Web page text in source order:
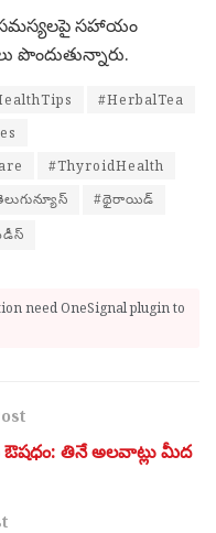
సహాయం
పొందుతున్నారు.
#HerbalTea
#ThyroidHealth
#థైరాయిడ్
need OneSignal plugin to
తినే అలవాట్లు మీద